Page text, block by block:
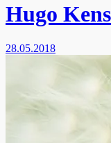
Hugo
28.05.2018